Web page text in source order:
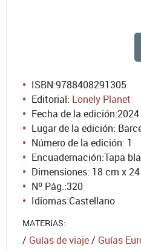
ISBN:9788408291305
Editorial: Lonely Planet
Fecha de la edición:2024
Lugar de la edición:
Número de la edición: 1
Encuadernación:Tapa
Dimensiones: 18 cm x
Nº Pág.:320
Idiomas:Castellano
MATERIAS:
/ Guías de viaje/ Guías